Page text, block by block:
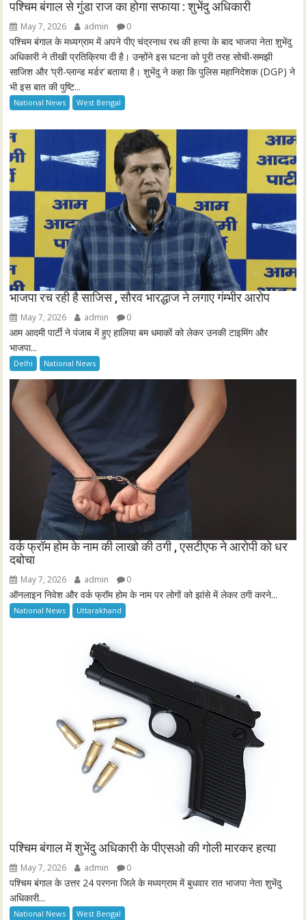
n
s
l
s
e
n
पश्चिम बंगाल से गुंडा राज का होगा सफाया : शुभेंदु अधिकारी
May 7, 2026 admin 0
पश्चिम बंगाल के मध्यग्राम में अपने पीए चंद्रनाथ रथ की हत्या के बाद भाजपा नेता शुभेंदु
अधिकारी ने तीखी प्रतिक्रिया दी है। उन्होंने इस घटना को पूरी तरह सोची-समझी
साजिश और ‘प्री-प्लान्ड मर्डर’ बताया है। शुभेंदु ने कहा कि पुलिस महानिदेशक (DGP) ने
भी इस बात की पुष्टि...
National News West Bengal
भाजपा रच रही है साजिस , सौरव भारद्धाज ने लगाए गंम्भीर आरोप
May 7, 2026 admin 0
आम आदमी पार्टी ने पंजाब में हुए हालिया बम धमाकों को लेकर उनकी टाइमिंग और
भाजपा...
Delhi National News
वर्क फ्रॉम होम के नाम की लाखो की ठगी , एसटीएफ ने आरोपी को धर
दबोचा
May 7, 2026 admin 0
ऑनलाइन निवेश और वर्क फ्रॉम होम के नाम पर लोगों को झांसे में लेकर ठगी करने...
National News Uttarakhand
पश्चिम बंगाल में शुभेंदु अधिकारी के पीएसओ की गोली मारकर हत्या
May 7, 2026 admin 0
पश्चिम बंगाल के उत्तर 24 परगना जिले के मध्यग्राम में बुधवार रात भाजपा नेता शुभेंदु
अधिकारी...
National News West Bengal